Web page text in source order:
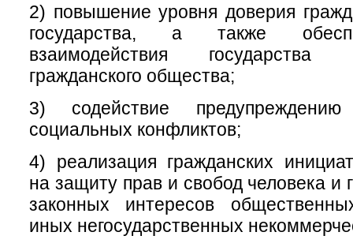
2) повышение уровня доверия
государства, а также
взаимодействия
гражданского общества;
3) содействие
социальных конфликтов;
4) реализация гражданских
на защиту прав и свобод человека и
законных интересов
иных негосударственных